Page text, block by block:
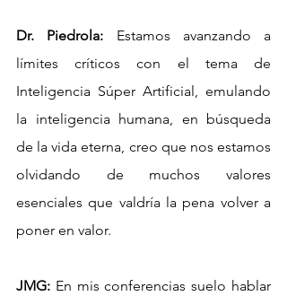
Dr. Piedrola: Estamos avanzando a
límites críticos con el tema de
Inteligencia Súper Artificial, emulando
la inteligencia humana, en búsqueda
de la vida eterna, creo que nos estamos
olvidando de muchos valores
esenciales que valdría la pena volver a
poner en valor.
JMG: En mis conferencias suelo hablar